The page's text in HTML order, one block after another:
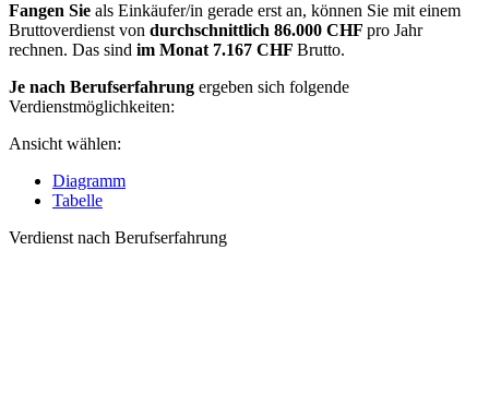
Fangen Sie als Einkäufer/in gerade erst an, können Sie mit einem
Bruttoverdienst von durchschnittlich 86.000 CHF pro Jahr
rechnen. Das sind im Monat 7.167 CHF Brutto.
Je nach Berufserfahrung ergeben sich folgende
Verdienstmöglichkeiten:
Ansicht wählen:
Diagramm
Tabelle
Verdienst nach Berufserfahrung